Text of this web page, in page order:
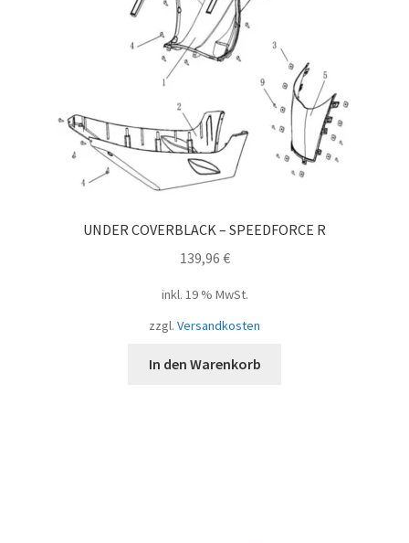
UNDER COVERBLACK – SPEEDFORCE R
139,96 €
inkl. 19 % MwSt.
zzgl. Versandkosten
In den Warenkorb